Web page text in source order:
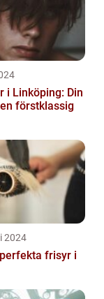
i Linköping: Din
förstklassig
2024
frisyr i